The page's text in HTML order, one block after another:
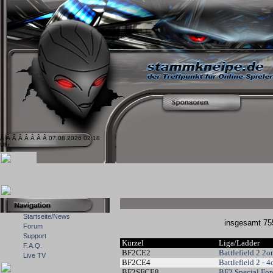
Â Â Â Â Â Â Â Â 07.08.2026 02:18
Uhr
Startseite/News
Forum
Support
F.A.Q.
Live TV
insgesamt
Kürzel
Liga/Ladder
BF2CE2
Battlefield 2
BF2CE4
Battlefield 2 -